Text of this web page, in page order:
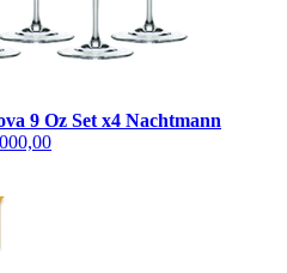
9 Oz Set x4 Nachtmann